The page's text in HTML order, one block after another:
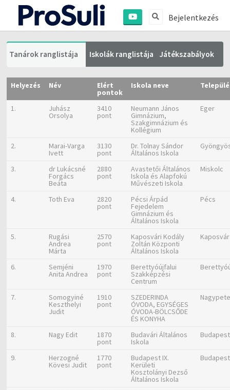
Bejelentkezés
Tanárok ranglistája Iskolák ranglistája Játékszabályok
Helyezés Név Elért
pontok
Iskola neve
1. Juhász
Orsolya
3410
pont
Neumann János
Gimnázium,
Szakgimnázium és
Kollégium
Eger
2. Marai-Varga
Ivett
3130
pont
Dr. Tolnay Sándor
Általános Iskola
3. dr Lukácsné
Forgács
Beáta
2880
pont
Avastetői Általános
Iskola és Alapfokú
Művészeti Iskola
Miskolc
4. Toth Eva 2820
pont
Pécsi Árpád
Fejedelem
Gimnázium és
Általános Iskola
Pécs
5. Rugási
Andrea
Márta
2570
pont
Kaposvári Kodály
Zoltán Központi
Általános Iskola
Kaposvár
6. Semjéni
Anita Andrea
1970
pont
Berettyóújfalui
Szakképzési
Centrum
7. Somogyiné
Keszthelyi
Judit
1910
pont
SZEDERINDA
ÓVODA, EGYSÉGES
ÓVODA-BÖLCSŐDE
ÉS KONYHA
8. Nagy Edit 1870
pont
Budavári Általános
Iskola
Budapest
9. Herzogné
Kövesi Judit
1770
pont
Budapest IX.
Kerületi
Kosztolányi Dezső
Általános Iskola
Budapest